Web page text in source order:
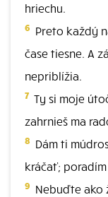
hriechu.
6 Preto každý
čase tiesne. A
nepriblížia.
7 Ty si moje
zahrnieš ma
8 Dám ti
kráčať;
9 Nebuďte ako